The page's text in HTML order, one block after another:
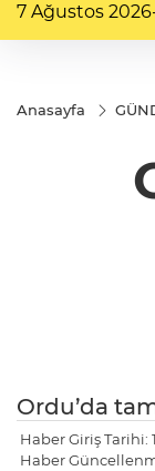
7 Ağustos
Anasayfa
Ordu’da
Haber Giriş Tarihi:
Haber